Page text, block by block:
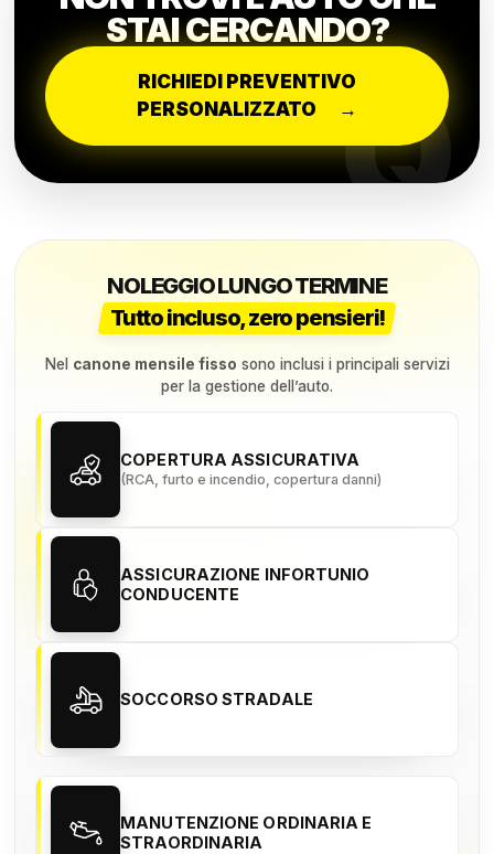
STAI CERCANDO?
RICHIEDI PREVENTIVO
PERSONALIZZATO
→
Q
NOLEGGIO LUNGO TERMINE
Tutto incluso, zero pensieri!
Nel canone mensile fisso sono inclusi i principali servizi
per la gestione dell’auto.
COPERTURA ASSICURATIVA
(RCA, furto e incendio, copertura danni)
ASSICURAZIONE INFORTUNIO
CONDUCENTE
SOCCORSO STRADALE
MANUTENZIONE ORDINARIA E
STRAORDINARIA